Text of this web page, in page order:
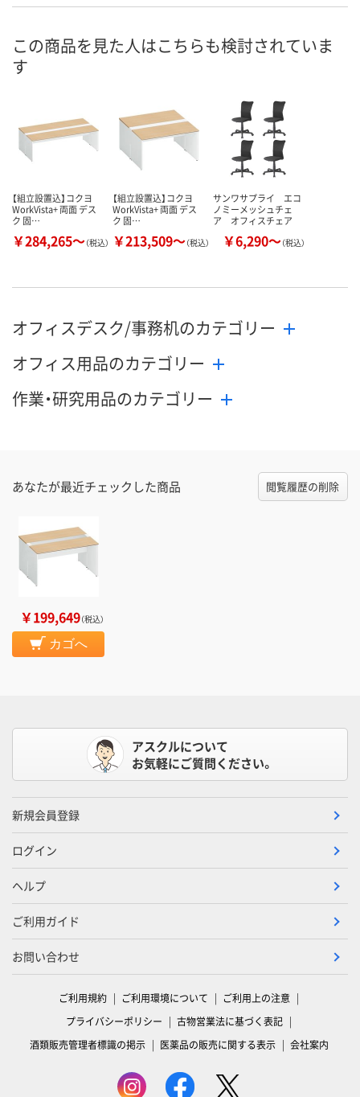
お申込番
在庫 直送品 直送品 直送品
数量
カゴへ
数量
カゴへ
この商品を見た人はこちらも検討されていま
す
【組立設置込】コクヨ
WorkVista+ 両面 デス
ク 固…
￥284,265～（税込）
【組立設置込】コクヨ
WorkVista+ 両面 デス
ク 固…
￥213,509～（税込）
サンワサプライ エコ
ノミーメッシュチェ
ア オフィスチェア
￥6,290～（税込）
オフィスデスク/事務机のカテゴリー
オフィス用品のカテゴリー
作業・研究用品のカテゴリー
あなたが最近チェックした商品 閲覧履歴の削除
￥199,649（税込）
カゴへ
アスクルについて
お気軽にご質問ください。
新規会員登録
ログイン
ヘルプ
ご利用ガイド
お問い合わせ
ご利用規約 ご利用環境について
ご利用上の注意
プライバシーポリシー
古物営業法に基づく表記
酒類販売管理者標識の掲示
医薬品の販売に関する表示 会社案内